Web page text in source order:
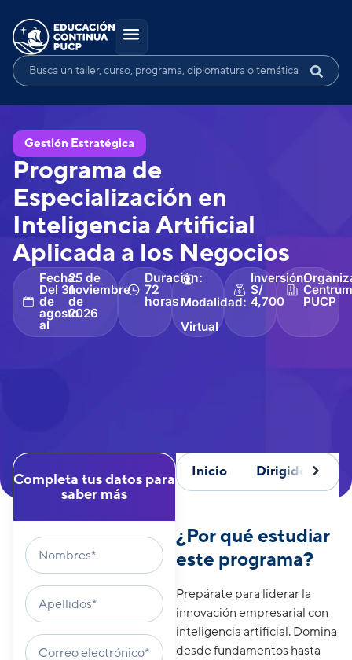
Gestión Estratégica
Programa de
Especialización en
Inteligencia Artificial
Aplicada a los Negocios
Fecha:
Del 31
de
agosto
al
25 de
noviembre
de
2026
Duración:
72
horas Modalidad:
Virtual
Inversión:
S/
4,700
Centrum
PUCP
Inicio Dirigido a
¿Por qué estudiar
este programa?
Prepárate para liderar la
innovación empresarial con
inteligencia artificial. Domina
desde fundamentos hasta
Completa tus datos para
saber más